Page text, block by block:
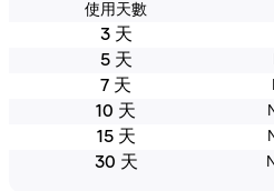
使用天數
3 天
5 天
7 天
10 天
15 天
30 天